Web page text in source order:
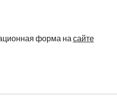
форма на сайте